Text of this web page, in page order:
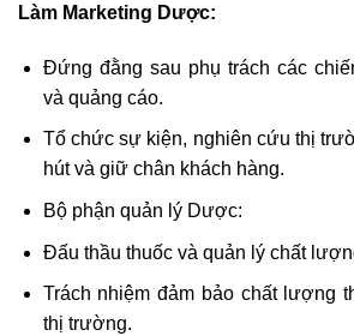
Làm Marketing Dược:
Đứng đằng sau phụ trách các
và quảng cáo.
Tổ chức sự kiện, nghiên cứu thị
hút và giữ chân khách hàng.
Bộ phận quản lý Dược:
Đấu thầu thuốc và quản lý chất
Trách nhiệm đảm bảo chất lượng
thị trường.